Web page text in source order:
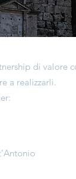
di valore
a realizzarli.